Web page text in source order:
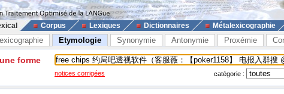
Corpus Lexiques Dictionnaires Métalexicographie
Etymologie Synonymie Antonymie Proxémie
forme
notices corrigées catégorie :